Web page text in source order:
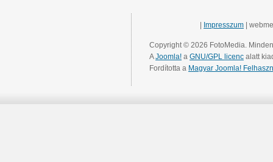
Impresszum |
Copyright © 2026 FotoMedia.
AJoomla! a GNU/GPL licenc alatt
Fordította a Magyar Joomla!